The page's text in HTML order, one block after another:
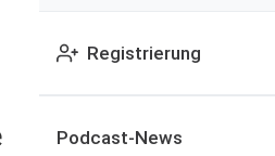
Registrierung
Podcast-News